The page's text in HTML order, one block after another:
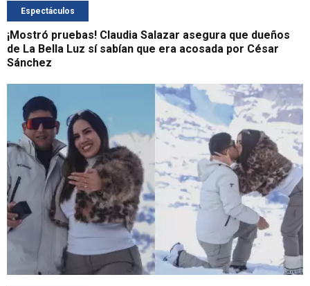
Espectáculos
¡Mostró pruebas! Claudia Salazar asegura que dueños
de La Bella Luz sí sabían que era acosada por César
Sánchez